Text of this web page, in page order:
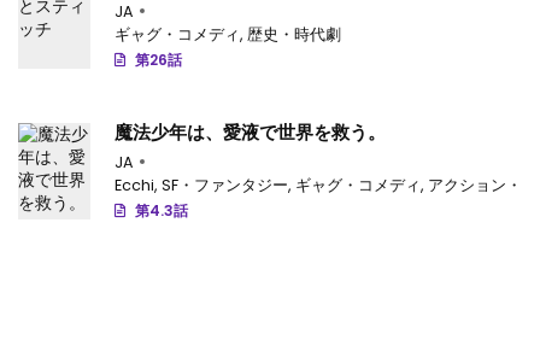
JA
ギャグ・コメディ, 歴史・時代劇
第26話
魔法少年は、愛液で世界を救う。
JA
Ecchi, SF・ファンタジー, ギャグ・コメディ, アクション・
第4.3話